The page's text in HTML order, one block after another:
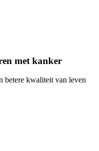
met kanker
betere kwaliteit van leven